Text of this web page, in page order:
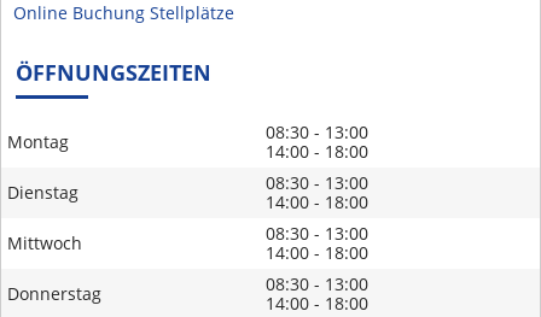
Online Buchung Stellplätze
ÖFFNUNGSZEITEN
Montag
08:30 - 13:00
14:00 - 18:00
Dienstag
08:30 - 13:00
14:00 - 18:00
Mittwoch
08:30 - 13:00
14:00 - 18:00
Donnerstag
08:30 - 13:00
14:00 - 18:00